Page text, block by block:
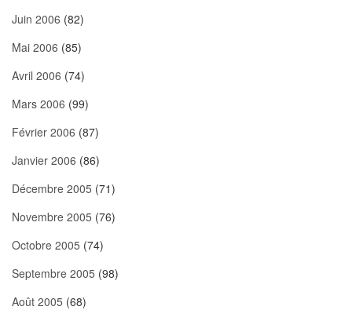
Juin 2006 (82)
Mai 2006 (85)
Avril 2006 (74)
Mars 2006 (99)
Février 2006 (87)
Janvier 2006 (86)
Décembre 2005 (71)
Novembre 2005 (76)
Octobre 2005 (74)
Septembre 2005 (98)
Août 2005 (68)